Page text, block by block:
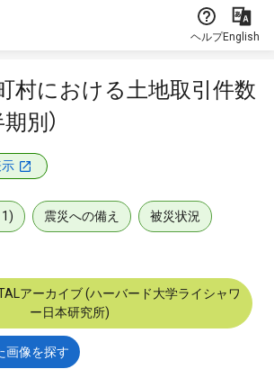
ヘルプEnglish
村における土地取引件数
別）
震災への備え 被災状況
アーカイブ (ハーバード大学ライシャワ
ー日本研究所)
画像を探す